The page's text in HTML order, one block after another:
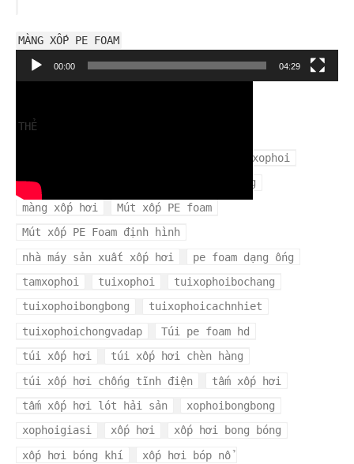
MÀNG XỐP PE FOAM
Trình
chơi
00:00 04:29
THẺ
mangxophoi
mua xốp hơi ở đâu
màng xốp bọc hàng
màng xốp hơi
Mút xốp PE foam
Mút xốp PE Foam định hình
nhà máy sản xuất xốp hơi
pe foam dạng ống
tamxophoi
tuixophoi
tuixophoibochang
tuixophoibongbong
tuixophoicachnhiet
tuixophoichongvadap
Túi pe foam hd
túi xốp hơi
túi xốp hơi chèn hàng
túi xốp hơi chống tĩnh điện
tấm xốp hơi
tấm xốp hơi lót hải sản
xophoibongbong
xophoigiasi
xốp hơi
xốp hơi bong bóng
xốp hơi bóng khí
xốp hơi bóp nổ